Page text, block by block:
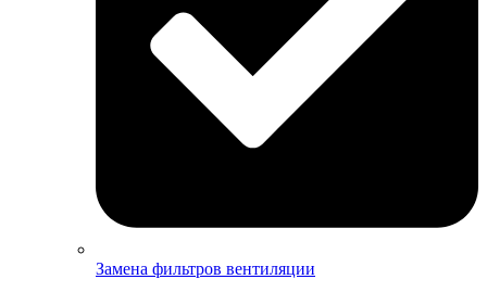
Замена фильтров вентиляции